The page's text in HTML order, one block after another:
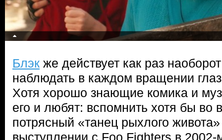
Блэк же действует как раз
наблюдать в каждом вращении
Хотя хорошо знающие комика и
его и любят: вспомнить хотя бы во
потрясный «танец рыхлого
выступлении с Foo Fighters в